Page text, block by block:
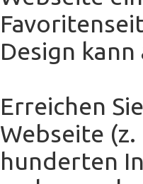
Design
Erreichen
Webseite
hunderten